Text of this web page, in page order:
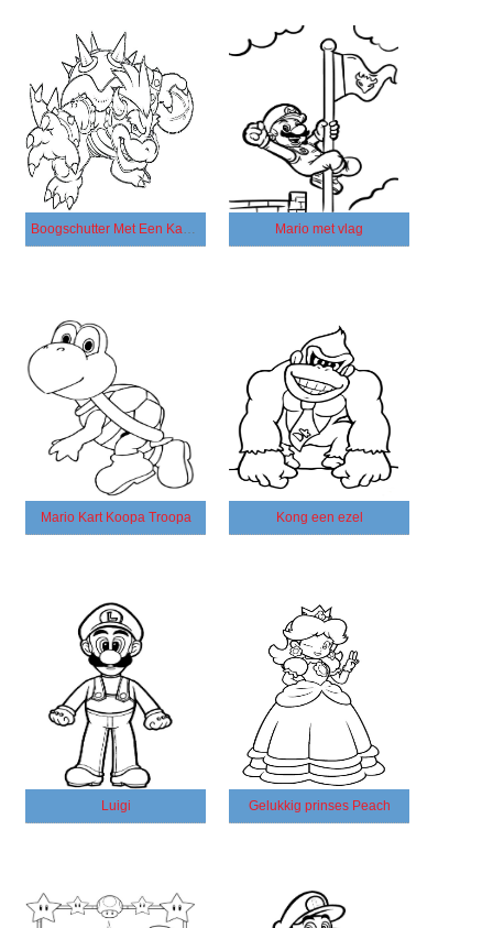
Boogschutter Met Een Kanon Mario met vlag
Mario Kart Koopa Troopa Kong een ezel
Luigi Gelukkig prinses Peach